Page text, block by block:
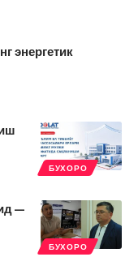
энергетик
БУХОРО
БУХОРО
—